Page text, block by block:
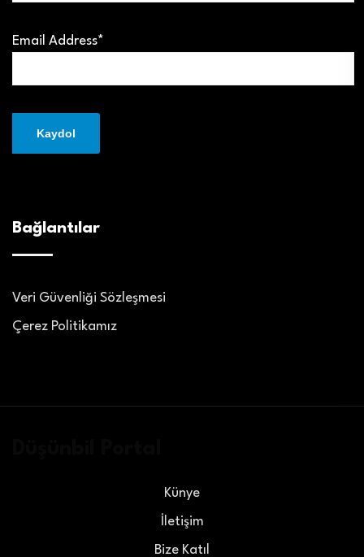
Email Address*
Bağlantılar
Veri Güvenliği Sözleşmesi
Çerez Politikamız
Künye
İletişim
Bize Katıl